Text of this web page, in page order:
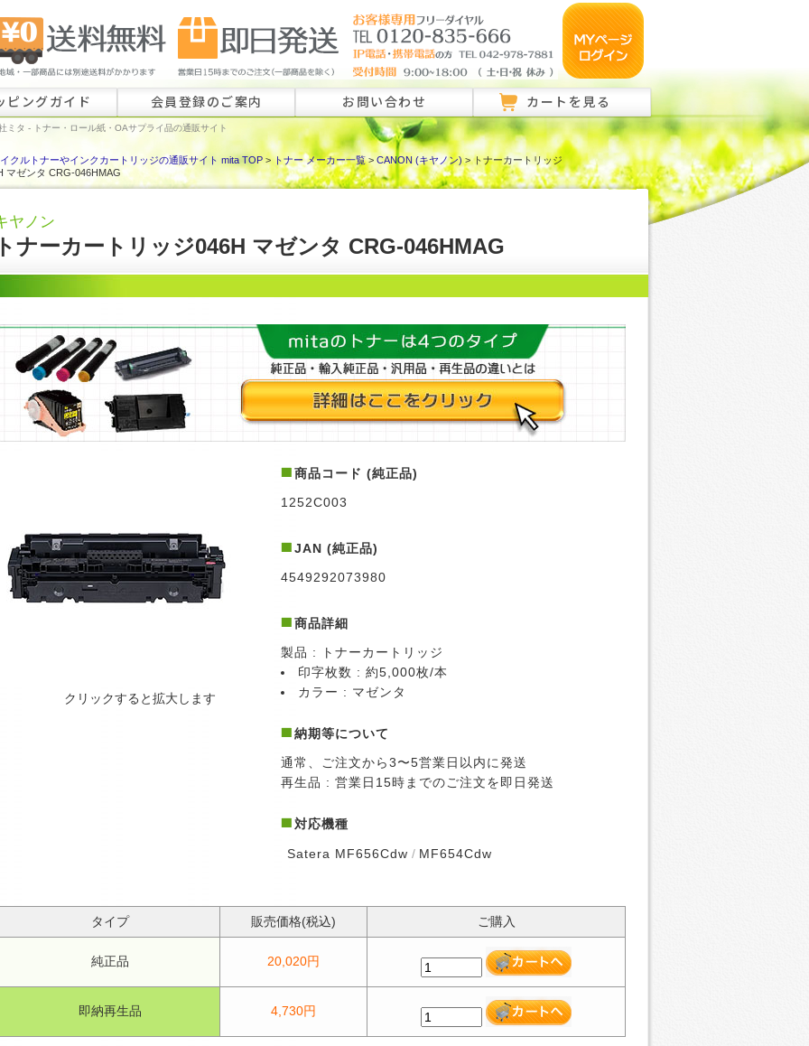
ピングガイド 会員登録のご案内 お問い合わせ
ロール紙特注のご相談はこちら
その他のお問い合わせ
カートを見る
ミタ - トナー・ロール紙・OAサプライ品の通販サイト
クルトナーやインクカートリッジの通販サイト mita TOP>トナー メーカー一覧>CANON (キヤノン)> トナーカートリッジ
マゼンタ CRG-046HMAG
ヤノン
ナーカートリッジ046H マゼンタ CRG-046HMAG
クリックすると拡大します
商品コード (純正品)
1252C003
JAN (純正品)
4549292073980
商品詳細
製品 : トナーカートリッジ
印字枚数 : 約5,000枚/本
カラー : マゼンタ
納期等について
通常、ご注文から3〜5営業日以内に発送
再生品 : 営業日15時までのご注文を即日発送
対応機種
Satera MF656Cdw MF654Cdw
タイプ 販売価格(税込) ご購入
純正品 20,020円
即納再生品 4,730円